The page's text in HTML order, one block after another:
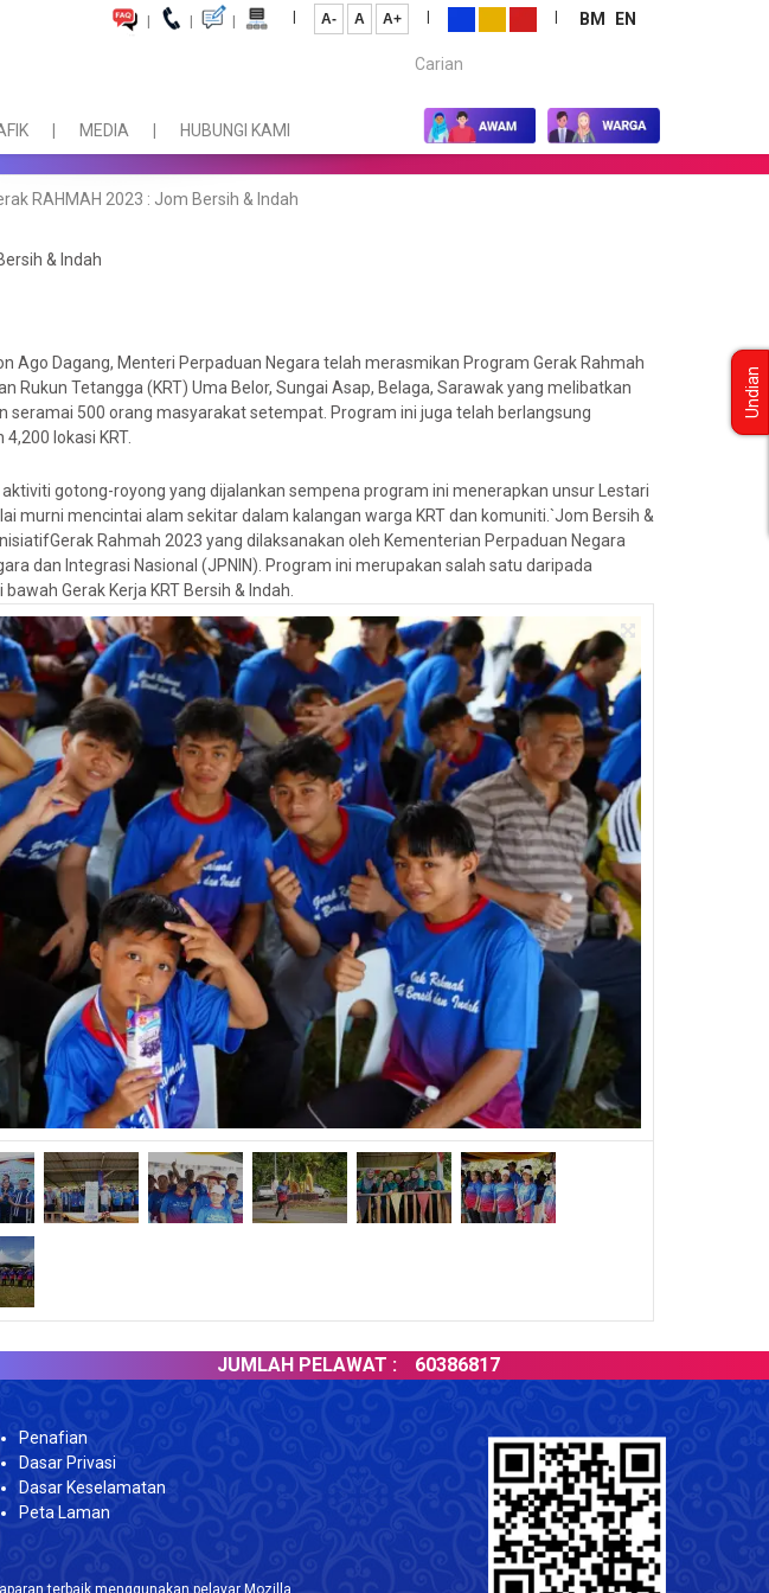
| | | | A- A A+ | | BM
EN
Carian...
MEDIA HUBUNGI KAMI
RAHMAH 2023 : Jom Bersih & Indah
& Indah
Ago Dagang, Menteri Perpaduan Negara telah merasmikan Program Gerak Rahmah
Rukun Tetangga (KRT) Uma Belor, Sungai Asap, Belaga, Sarawak yang melibatkan
seramai 500 orang masyarakat setempat. Program ini juga telah berlangsung
lokasi KRT.
gotong-royong yang dijalankan sempena program ini menerapkan unsur Lestari
murni mencintai alam sekitar dalam kalangan warga KRT dan komuniti.`Jom Bersih &
Rahmah 2023 yang dilaksanakan oleh Kementerian Perpaduan Negara
dan Integrasi Nasional (JPNIN). Program ini merupakan salah satu daripada
Gerak Kerja KRT Bersih & Indah.
JUMLAH PELAWAT : 60386817
Penafian
Dasar Privasi
Dasar Keselamatan
Peta Laman
terbaik menggunakan pelayar Mozilla
Undian